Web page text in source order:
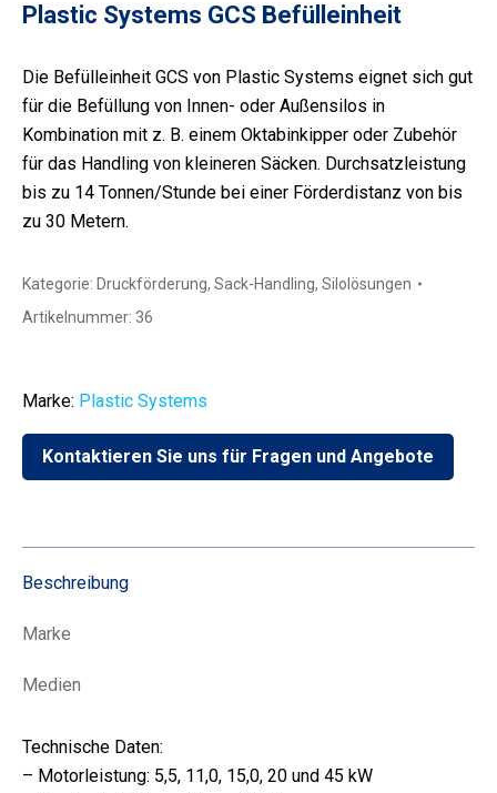
Plastic Systems GCS Befülleinheit
Die Befülleinheit GCS von Plastic Systems eignet sich gut
für die Befüllung von Innen- oder Außensilos in
Kombination mit z. B. einem Oktabinkipper oder Zubehör
für das Handling von kleineren Säcken. Durchsatzleistung
bis zu 14 Tonnen/Stunde bei einer Förderdistanz von bis
zu 30 Metern.
Kategorie: Druckförderung, Sack-Handling, Silolösungen
Artikelnummer: 36
Marke: Plastic Systems
Kontaktieren Sie uns für Fragen und Angebote
Beschreibung
Marke
Medien
Technische Daten:
– Motorleistung: 5,5, 11,0, 15,0, 20 und 45 kW